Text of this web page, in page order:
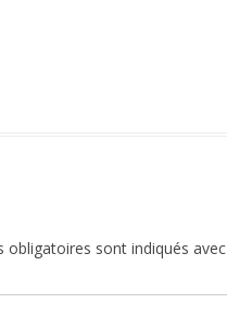
obligatoires sont indiqués avec